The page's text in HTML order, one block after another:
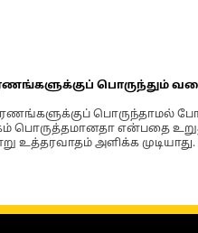
பொருந்தும்
பொருந்தாமல்
என்பதை
உத்தரவாதம் அளிக்க முடியாது.